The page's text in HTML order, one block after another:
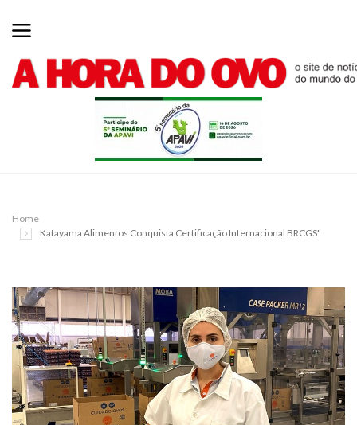
Home
Katayama Alimentos Conquista Certificação Internacional BRCGS"